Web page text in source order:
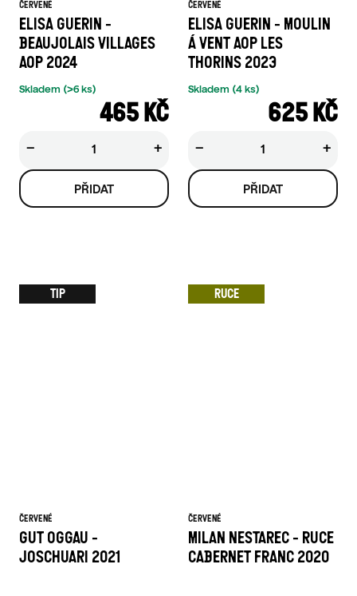
ČERVENÉ
ELISA GUERIN -
BEAUJOLAIS VILLAGES
AOP 2024
465 KČ
Skladem (>6 ks)
+
−
ČERVENÉ
ELISA GUERIN - MOULIN
Á VENT AOP LES
THORINS 2023
625 KČ
Skladem (4 ks)
+
−
TIP
ČERVENÉ
GUT OGGAU -
JOSCHUARI 2021
ČERVENÉ
RUCE
MILAN NESTAREC - RUCE
CABERNET FRANC 2020